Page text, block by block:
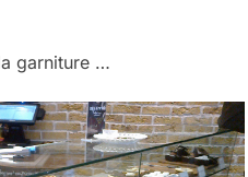
garniture …